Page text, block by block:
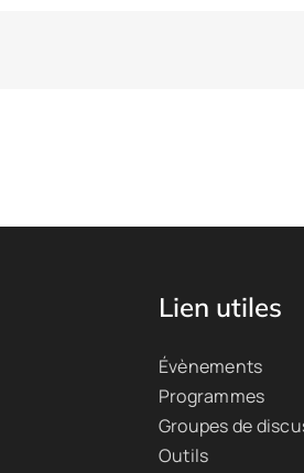
Lien utiles
Évènements
Programmes
Groupes de
Outils